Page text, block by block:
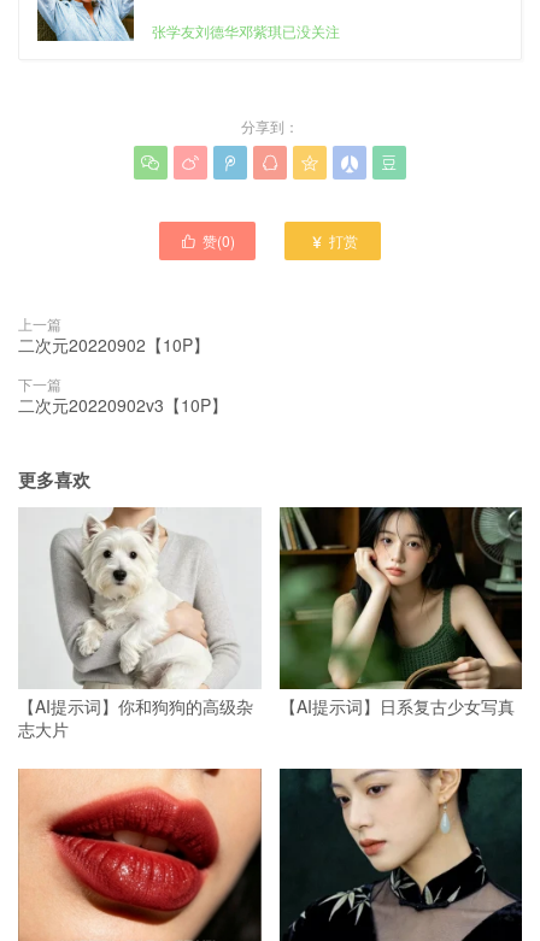
张学友刘德华邓紫琪已没关注
分享到：
      
 赞(0)  打赏
上一篇
二次元20220902【10P】
下一篇
二次元20220902v3【10P】
更多喜欢
【AI提示词】你和狗狗的高级杂
志大片
【AI提示词】日系复古少女写真